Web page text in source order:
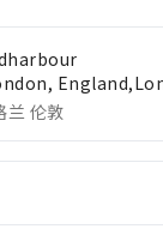
兰 伦敦